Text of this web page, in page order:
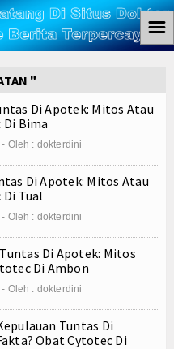
☰
"
Di Apotek: Mitos Atau
Bima
Oleh : dokterdini
Di Apotek: Mitos Atau
Tual
Oleh : dokterdini
Di Apotek: Mitos
Di Ambon
Oleh : dokterdini
Tuntas Di
Obat Cytotec Di